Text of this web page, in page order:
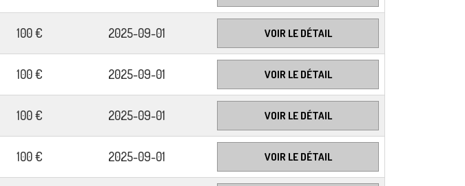
100 € 2025-09-01 VOIR LE DÉTAIL
100 € 2025-09-01 VOIR LE DÉTAIL
100 € 2025-09-01 VOIR LE DÉTAIL
100 € 2025-09-01 VOIR LE DÉTAIL